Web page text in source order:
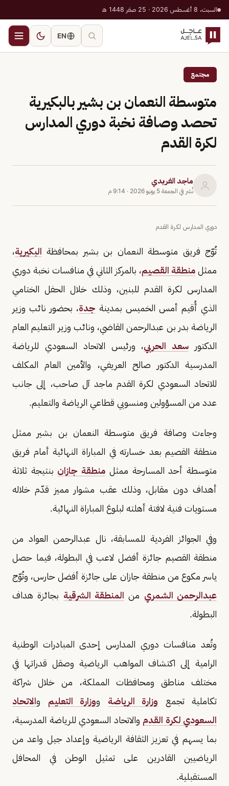
السبت، 8 أغسطس 2026 · 25 صفر 1448 هـ
EN
مجتمع
متوسطة النعمان بن بشير بالبكيرية
تحصد وصافة نخبة دوري المدارس
لكرة القدم
ماجد الفريدي
نُشر في الجمعة 5 يونيو 2026 · 9:14 م
دوري المدارس لكرة القدم
تُوّج فريق متوسطة النعمان بن بشير بمحافظة البكيرية،
ممثل منطقة القصيم، بالمركز الثاني في منافسات نخبة دوري
المدارس لكرة القدم للبنين، وذلك خلال الحفل الختامي
الذي أُقيم أمس الخميس بمدينة جدة، بحضور نائب وزير
الرياضة بدر بن عبدالرحمن القاضي، ونائب وزير التعليم العام
الدكتور سعد الحربي، ورئيس الاتحاد السعودي للرياضة
المدرسية الدكتور صالح العريفي، والأمين العام المكلف
للاتحاد السعودي لكرة القدم ماجد آل صاحب، إلى جانب
عدد من المسؤولين ومنسوبي قطاعي الرياضة والتعليم.
وجاءت وصافة فريق متوسطة النعمان بن بشير ممثل
منطقة القصيم بعد خسارته في المباراة النهائية أمام فريق
متوسطة أحد المسارحة ممثل منطقة جازان بنتيجة ثلاثة
أهداف دون مقابل، وذلك عقب مشوار مميز قدّم خلاله
مستويات فنية لافتة أهلته لبلوغ المباراة النهائية.
وفي الجوائز الفردية للمسابقة، نال عبدالرحمن العواد من
منطقة القصيم جائزة أفضل لاعب في البطولة، فيما حصل
ياسر مكوع من منطقة جازان على جائزة أفضل حارس، وتُوّج
عبدالرحمن الشمري من المنطقة الشرقية بجائزة هداف
البطولة.
وتُعد منافسات دوري المدارس إحدى المبادرات الوطنية
الرامية إلى اكتشاف المواهب الرياضية وصقل قدراتها في
مختلف مناطق ومحافظات المملكة، من خلال شراكة
تكاملية تجمع وزارة الرياضة ووزارة التعليم والاتحاد
السعودي لكرة القدم والاتحاد السعودي للرياضة المدرسية،
بما يسهم في تعزيز الثقافة الرياضية وإعداد جيل واعد من
الرياضيين القادرين على تمثيل الوطن في المحافل
المستقبلية.